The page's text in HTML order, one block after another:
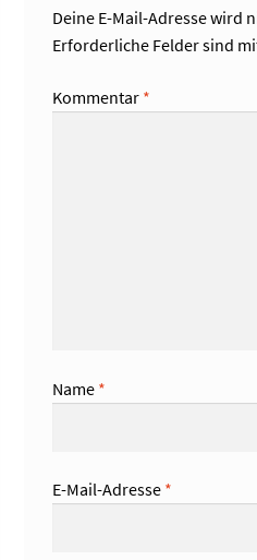
Deine E-Mail-Adresse wird
Erforderliche Felder sind
Kommentar *
Name *
E-Mail-Adresse *